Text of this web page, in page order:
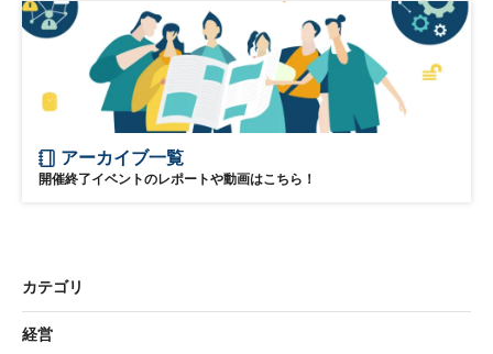
アーカイブ一覧
開催終了イベントのレポートや動画はこちら！
カテゴリ
経営